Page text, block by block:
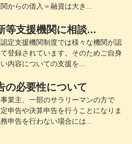
からの借入＝融資は大き...
等支援機関に相談...
定支援機関制度では様々な機関が認
登録されています。そのためご自身
内容についての支援を...
の必要性について
業主、一部のサラリーマンの方で
申告や決算申告を行うことになりま
申告を行わない場合には...